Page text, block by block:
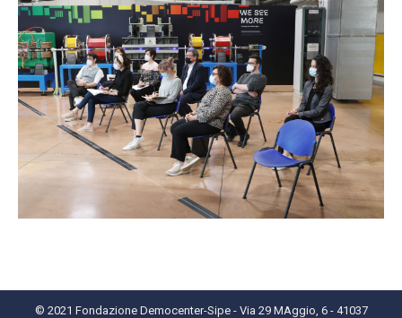
© 2021 Fondazione Democenter-Sipe - Via 29 MAggio, 6 - 41037